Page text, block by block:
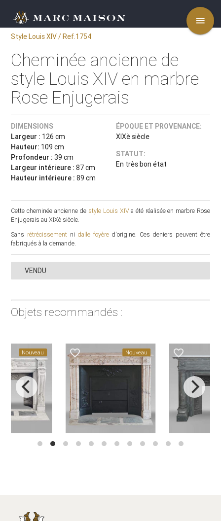
menu
Style Louis XIV / Ref.1754
Cheminée ancienne de
style Louis XIV en marbre
Rose Enjugerais
DIMENSIONS
Largeur : 126 cm
Hauteur: 109 cm
Profondeur : 39 cm
Largeur intérieure :87 cm
Hauteur intérieure :89 cm
ÉPOQUE ET PROVENANCE:
XIXè siècle
STATUT:
En très bon état
Cette cheminée ancienne de style Louis XIVa été réalisée en marbre Rose
Enjugerais au XIXè siècle.
Sans rétrécissementni dalle foyèred'origine. Ces deniers peuvent être
fabriqués à la demande.
VENDU
Objets recommandés :
Nouveau favorite_border Nouveau favorite_border